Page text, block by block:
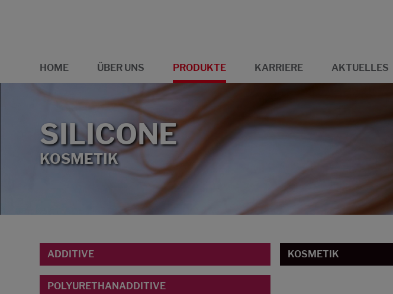
HOME ÜBER UNS PRODUKTE KARRIERE AKTUELLES
SILICONE
KOSMETIK
ADDITIVE KOSMETIK
POLYURETHANADDITIVE